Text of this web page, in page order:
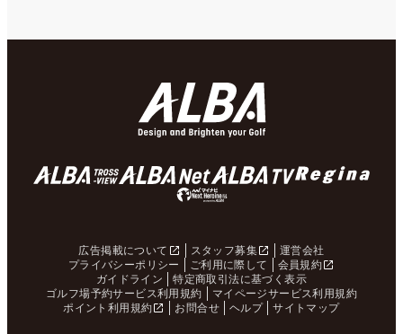
広告掲載について スタッフ募集
運営会社
プライバシーポリシー
ご利用に際して
会員規約
ガイドライン
特定商取引法に基づく表示
ゴルフ場予約サービス利用規約
マイページサービス利用規約
ポイント利用規約
お問合せ ヘルプ サイトマップ